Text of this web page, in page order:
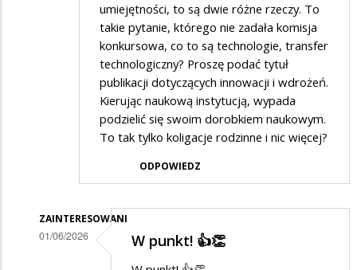
umiejętności, to są dwie różne rzeczy. To
takie pytanie, którego nie zadała komisja
konkursowa, co to są technologie, transfer
technologiczny? Proszę podać tytuł
publikacji dotyczących innowacji i wdrożeń.
Kierując naukową instytucją, wypada
podzielić się swoim dorobkiem naukowym.
To tak tylko koligacje rodzinne i nic więcej?
ODPOWIEDZ
ZAINTERESOWANI
01/06/2026 W punkt! 👍👏